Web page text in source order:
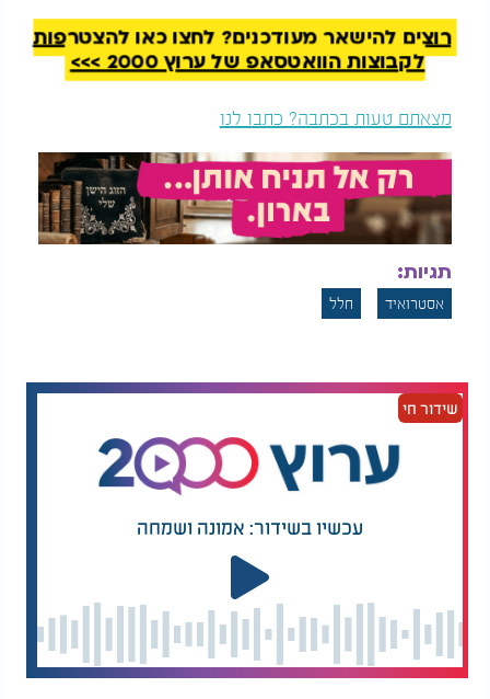
הדרומיים סמוך לשעת השקיעה. נוריס הוסיף כי בעלי
טלסקופים בחצי הכדור הדרומי נהנו מהסיכוי הטוב
ביותר לצפות בו. עוד אמר: "2026 JH2 נע במהירות
דרך הטלסקופ בתוך כמה שניות בלבד".
על פי סוכנות החלל האירופית, האסטרואיד לא צפוי
להתקרב שוב לכדור הארץ לפני שנת 2060, וגם אז
יעבור במרחק גדול משמעותית.
האסטרואיד הושווה בגודלו למטאור צ'ליאבינסק
רוצים להישאר מעודכנים? לחצו כאן להצטרפות
לקבוצות הוואטסאפ של ערוץ 2000 >>>
מצאתם טעות בכתבה? כתבו לנו
תגיות:
אסטרואיד חלל
שידור חי
עכשיו בשידור: אמונה ושמחה